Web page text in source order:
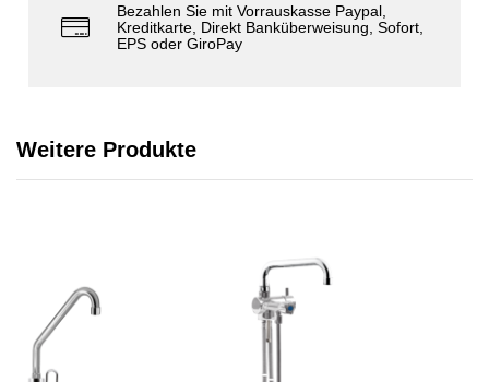
Bezahlen Sie mit Vorrauskasse Paypal,
Kreditkarte, Direkt Banküberweisung, Sofort,
EPS oder GiroPay
Weitere Produkte